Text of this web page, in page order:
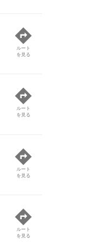
ルート
を見る
ルート
を見る
ルート
を見る
ルート
を見る